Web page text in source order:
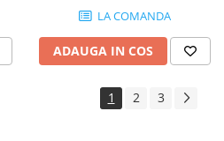
LA COMANDA
ADAUGA IN COS
1 2 3